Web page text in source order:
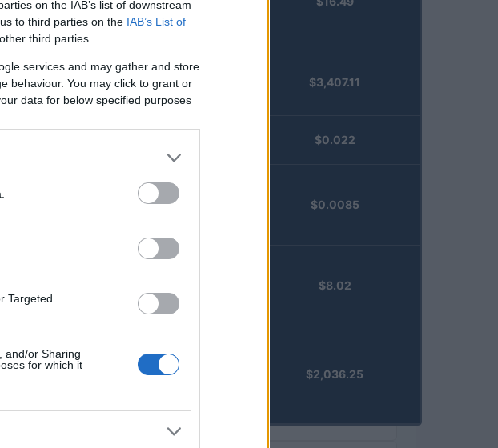
on the IAB’s list of downstream
to third parties on the IAB’s List of
third parties.
services and may gather and store
behaviour. You may click to grant or
data for below specified purposes
Targeted
and/or Sharing
for which it
questa
questi
è offrire
separati
di
nel
Injective
Vested XOR
(VXOR)
$3,407.11
$0.022
$0.0085
$8.02
PRIME)
$2,036.25